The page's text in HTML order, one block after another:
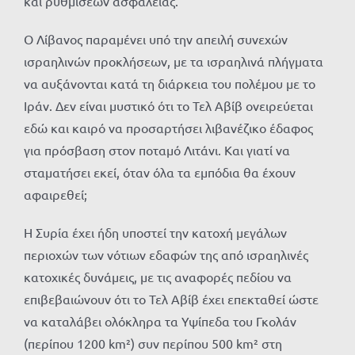
Ο Λίβανος παραμένει υπό την απειλή συνεχών
ισραηλινών προκλήσεων, με τα ισραηλινά πλήγματα
να αυξάνονται κατά τη διάρκεια του πολέμου με το
Ιράν. Δεν είναι μυστικό ότι το Τελ Αβίβ ονειρεύεται
εδώ και καιρό να προσαρτήσει λιβανέζικο έδαφος
για πρόσβαση στον ποταμό Λιτάνι. Και γιατί να
σταματήσει εκεί, όταν όλα τα εμπόδια θα έχουν
αφαιρεθεί;
Η Συρία έχει ήδη υποστεί την κατοχή μεγάλων
περιοχών των νότιων εδαφών της από ισραηλινές
κατοχικές δυνάμεις, με τις αναφορές πεδίου να
επιβεβαιώνουν ότι το Τελ Αβίβ έχει επεκταθεί ώστε
να καταλάβει ολόκληρα τα Υψίπεδα του Γκολάν
(περίπου 1200 km²) συν περίπου 500 km² στη